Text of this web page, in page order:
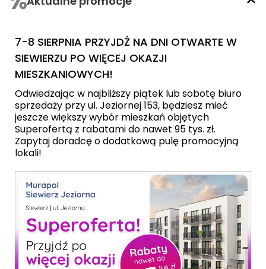
7-8 SIERPNIA PRZYJDŹ NA DNI OTWARTE W
SIEWIERZU PO WIĘCEJ OKAZJI
MIESZKANIOWYCH!
Odwiedzając w najbliższy piątek lub sobotę biuro
sprzedaży przy ul. Jeziornej 153, będziesz mieć
jeszcze większy wybór mieszkań objętych
Superofertą z rabatami do nawet 95 tys. zł.
Zapytaj doradcę o dodatkową pulę promocyjną
lokali!